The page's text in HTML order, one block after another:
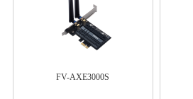
FV-AXE3000S